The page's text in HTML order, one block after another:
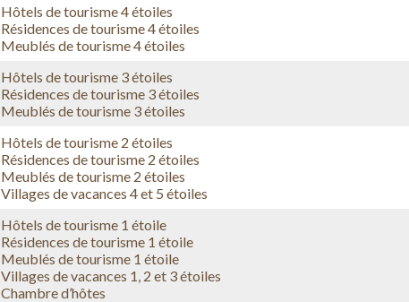
Hôtels de tourisme 4 étoiles
Résidences de tourisme 4 étoiles
Meublés de tourisme 4 étoiles
Hôtels de tourisme 3 étoiles
Résidences de tourisme 3 étoiles
Meublés de tourisme 3 étoiles
Hôtels de tourisme 2 étoiles
Résidences de tourisme 2 étoiles
Meublés de tourisme 2 étoiles
Villages de vacances 4 et 5 étoiles
Hôtels de tourisme 1 étoile
Résidences de tourisme 1 étoile
Meublés de tourisme 1 étoile
Villages de vacances 1, 2 et 3 étoiles
Chambre d’hôtes